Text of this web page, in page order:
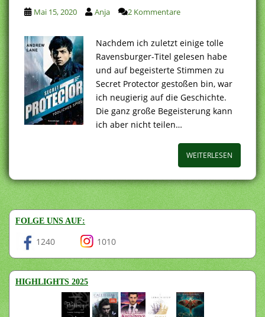
Mai 15, 2020 Anja 2 Kommentare
Nachdem ich zuletzt einige tolle
Ravensburger-Titel gelesen habe
und auf begeisterte Stimmen zu
Secret Protector gestoßen bin, war
ich neugierig auf die Geschichte.
Die ganz große Begeisterung kann
ich aber nicht teilen…
WEITERLESEN
FOLGE UNS AUF:
1240 1010
HIGHLIGHTS 2025